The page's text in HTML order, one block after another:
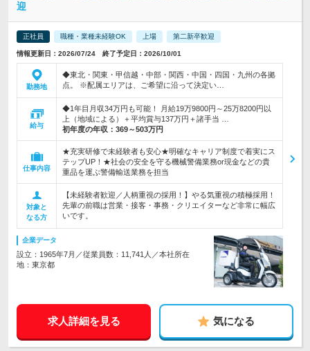
迎
正社員 職種・業種未経験OK 上場 第二新卒歓迎
情報更新日：2026/07/24 終了予定日：2026/10/01
勤務地
◆東北・関東・甲信越・中部・関西・中国・四国・九州の各拠
点。 ※配属エリアは、ご希望に沿って決定い…
給与
◆1年目月収34万円も可能！ 月給19万9800円～25万8200円以
上（地域による）＋平均賞与137万円＋諸手当 …
初年度の年収： 369～503万円
仕事内容
★充実研修で未経験者も安心★明確なキャリア制度で着実にス
テップUP！★社会の安全を守る機械警備業務or現金などの貴
重品を運ぶ警備輸送業務を担当
対象と
なる方
【未経験者歓迎／人柄重視の採用！】やる気重視の積極採用！
先輩の前職は営業・接客・事務・クリエイターなど非常に幅広
いです。
企業データ
設立：1965年7月／従業員数：11,741人／本社所在
地：東京都
求人詳細を見る 気になる